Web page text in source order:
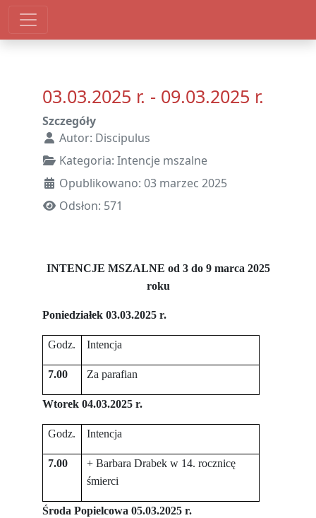
03.03.2025 r. - 09.03.2025 r.
Szczegóły
Autor: Discipulus
Kategoria: Intencje mszalne
Opublikowano: 03 marzec 2025
Odsłon: 571
INTENCJE MSZALNE od 3 do 9 marca 2025
roku
Poniedziałek 03.03.2025 r.
Godz. Intencja
7.00 Za parafian
Wtorek 04.03.2025 r.
Godz. Intencja
7.00
+ Barbara Drabek w 14. rocznicę
śmierci
Środa Popielcowa 05.03.2025 r.